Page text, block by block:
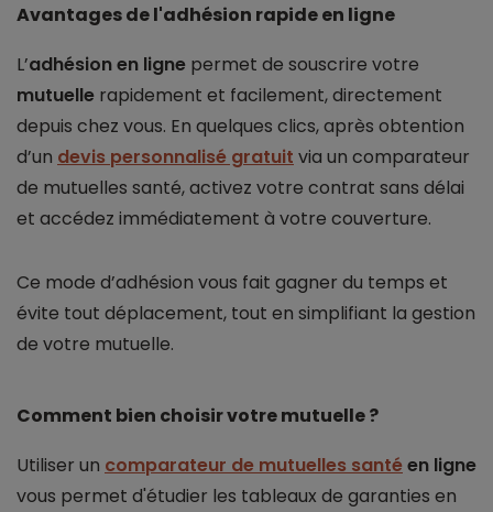
Avantages de l'adhésion rapide en ligne
L’adhésion en ligne permet de souscrire votre
mutuelle rapidement et facilement, directement
depuis chez vous. En quelques clics, après obtention
d’un devis personnalisé gratuit via un comparateur
de mutuelles santé, activez votre contrat sans délai
et accédez immédiatement à votre couverture.
Ce mode d’adhésion vous fait gagner du temps et
évite tout déplacement, tout en simplifiant la gestion
de votre mutuelle.
Comment bien choisir votre mutuelle ?
Utiliser un comparateur de mutuelles santéen ligne
vous permet d'étudier les tableaux de garanties en